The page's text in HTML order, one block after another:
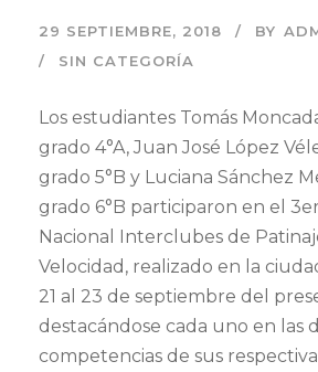
29 SEPTIEMBRE, 2018 BY
SIN CATEGORÍA
Los estudiantes Tomás
grado 4°A, Juan José López
grado 5°B y Luciana Sánchez
grado 6°B participaron en el 3er
Nacional Interclubes de
Velocidad, realizado en la
21 al 23 de septiembre del
destacándose cada uno en las
competencias de sus